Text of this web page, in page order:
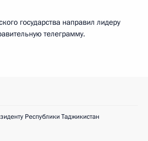
государства направил лидеру
телеграмму.
Республики Таджикистан